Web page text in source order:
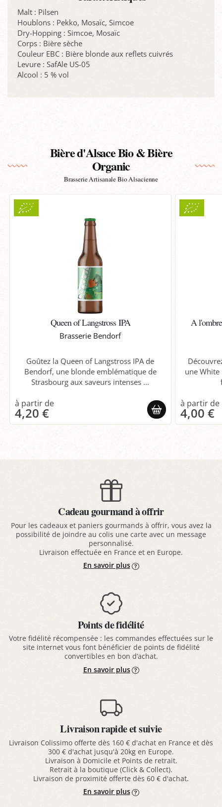
Malt : Pilsen
Houblons : Pekko, Mosaïc, Simcoe
Dry-Hopping : Simcoe, Mosaïc
Corps : Bière sèche
Couleur EBC : Bière blonde aux reflets cuivrés
Levure : SafAle US-05
Alcool : 5 % vol
Bière d'Alsace Bio & Bière
Organic
Brasserie Artisanale Bio Alsacienne
Queen of Langstross IPA
Brasserie Bendorf
Goûtez la Queen of Langstross IPA de
Bendorf, une blonde emblématique de
Strasbourg aux saveurs intenses ...
4,20 €
A
une White
4,00 €
Cadeau gourmand à offrir
Pour les cadeaux et paniers gourmands à offrir, vous avez la
possibilité de joindre au colis une carte avec un message
personnalisé.
Livraison effectuée en France et en Europe.
En savoir plus
Points de fidélité
Votre fidélité récompensée : les commandes effectuées sur le
site internet vous font bénéficier de points de fidélité
convertibles en bon d’achat.
En savoir plus
Livraison rapide et suivie
Livraison Colissimo offerte dès 160 € d'achat en France et dès
300 € d'achat jusqu'à 20kg en Europe.
Livraison à Domicile et Points de retrait.
Retrait à la boutique (Click & Collect).
Livraison de proximité offerte dès 60 € d'achat.
En savoir plus